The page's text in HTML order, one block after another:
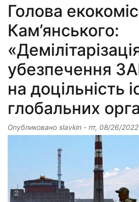
Голова
Кам’янського:
убезпечення
на доцільність
глобальних
Опубликовано slavkin - пт, 08/26/2022